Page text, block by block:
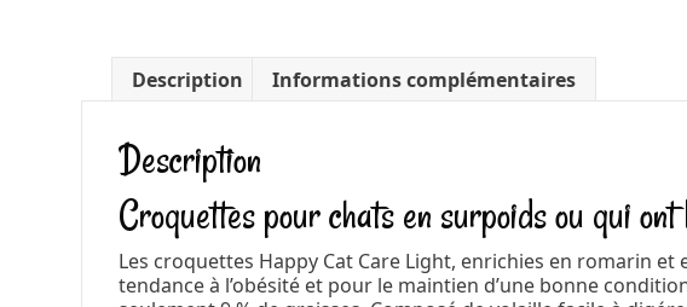
Description Informations complémentaires
Description
Croquettes pour chats en surpoids ou qui
Les croquettes Happy Cat Care Light, enrichies en romarin
tendance à l’obésité et pour le maintien d’une bonne